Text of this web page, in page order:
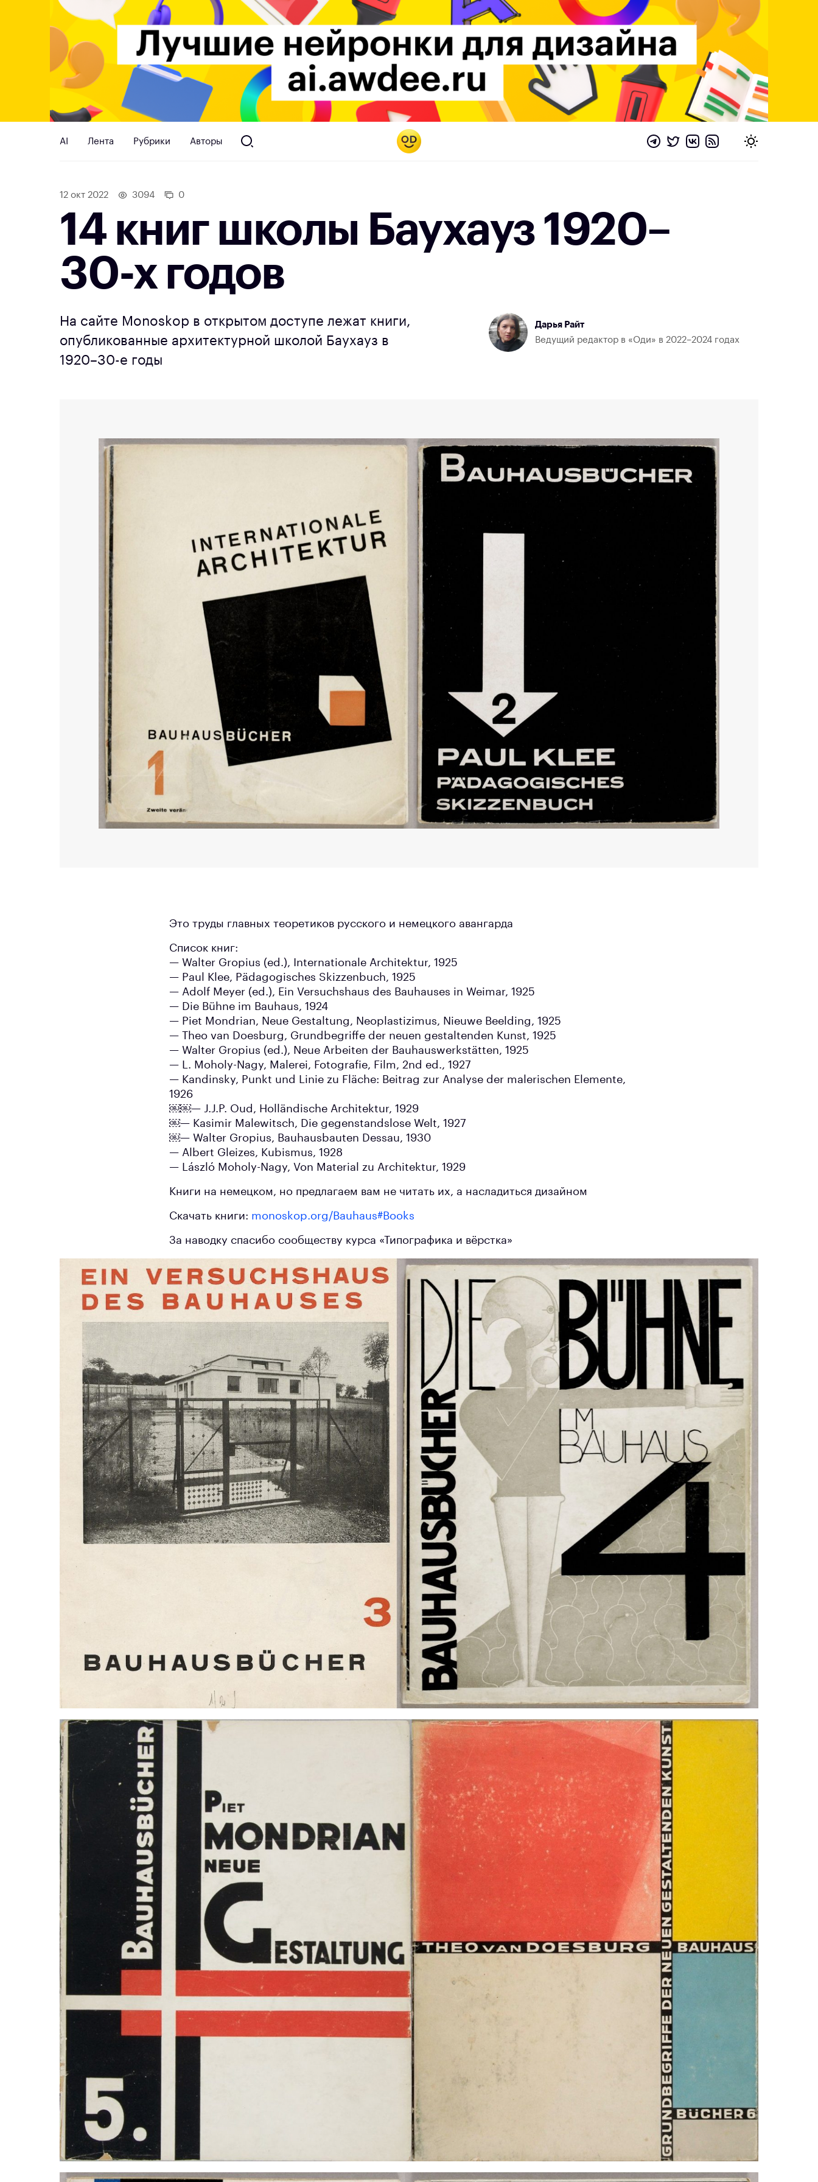
AI Лента Рубрики Авторы
12 окт 2022 3094 0
14 книг школы Баухауз 1920–
30-х годов
На сайте Monoskop в открытом доступе лежат книги,
опубликованные архитектурной школой Баухауз в
1920–30-е годы
Дарья Райт
Ведущий редактор в «Оди» в 2022–2024 годах
Это труды главных теоретиков русского и немецкого авангарда
Список книг:
— Walter Gropius (ed.), Internationale Architektur, 1925
— Paul Klee, Pädagogisches Skizzenbuch, 1925
— Adolf Meyer (ed.), Ein Versuchshaus des Bauhauses in Weimar, 1925
— Die Bühne im Bauhaus, 1924
— Piet Mondrian, Neue Gestaltung, Neoplastizimus, Nieuwe Beelding, 1925
— Theo van Doesburg, Grundbegriffe der neuen gestaltenden Kunst, 1925
— Walter Gropius (ed.), Neue Arbeiten der Bauhauswerkstätten, 1925
— L. Moholy-Nagy, Malerei, Fotografie, Film, 2nd ed., 1927
— Kandinsky, Punkt und Linie zu Fläche: Beitrag zur Analyse der malerischen Elemente,
1926
￼￼— J.J.P. Oud, Holländische Architektur, 1929
￼— Kasimir Malewitsch, Die gegenstandslose Welt, 1927
￼— Walter Gropius, Bauhausbauten Dessau, 1930
— Albert Gleizes, Kubismus, 1928
— László Moholy-Nagy, Von Material zu Architektur, 1929
Книги на немецком, но предлагаем вам не читать их, а насладиться дизайном
Скачать книги: monoskop.org/Bauhaus#Books
За наводку спасибо сообществу курса «Типографика и вёрстка»